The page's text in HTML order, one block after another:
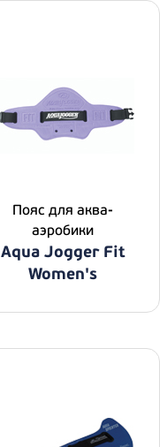
Пояс для аква-
аэробики
Aqua Jogger Fit
Women's